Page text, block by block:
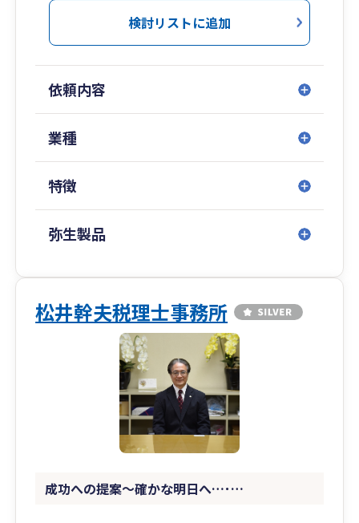
検討リストに追加
依頼内容
業種
特徴
弥生製品
松井幹夫税理士事務所
成功への提案～確かな明日へ…･…